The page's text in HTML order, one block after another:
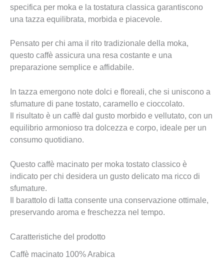
specifica per moka e la tostatura classica garantiscono
una tazza equilibrata, morbida e piacevole.
Pensato per chi ama il rito tradizionale della moka,
questo caffè assicura una resa costante e una
preparazione semplice e affidabile.
In tazza emergono note dolci e floreali, che si uniscono a
sfumature di pane tostato, caramello e cioccolato.
Il risultato è un caffè dal gusto morbido e vellutato, con un
equilibrio armonioso tra dolcezza e corpo, ideale per un
consumo quotidiano.
Questo caffè macinato per moka tostato classico è
indicato per chi desidera un gusto delicato ma ricco di
sfumature.
Il barattolo di latta consente una conservazione ottimale,
preservando aroma e freschezza nel tempo.
Caratteristiche del prodotto
Caffè macinato 100% Arabica